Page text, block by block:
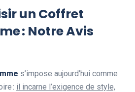
un Coffret
: Notre Avis
s’impose aujourd’hui comme
: il incarne l’exigence de style,